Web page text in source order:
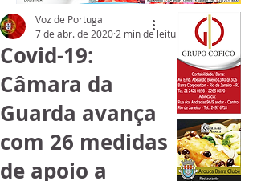
Covid-19:
Câmara da
Guarda avança
com 26 medidas
de apoio a
Voz de Portugal
7 de abr. de 2020 2 min de leitura